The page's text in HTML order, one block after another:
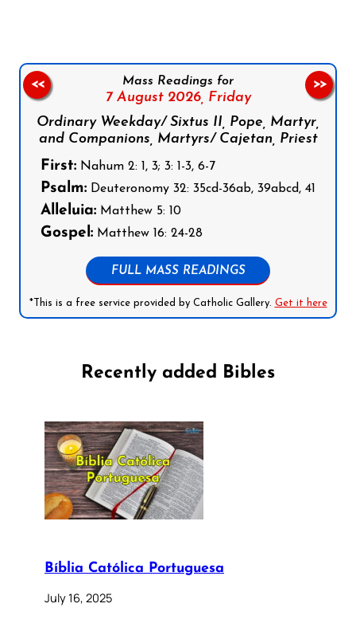
Mass Readings for
7 August 2026, Friday
Ordinary Weekday/ Sixtus II, Pope, Martyr,
and Companions, Martyrs/ Cajetan, Priest
First: Nahum 2: 1, 3; 3: 1-3, 6-7
Psalm: Deuteronomy 32: 35cd-36ab, 39abcd, 41
Alleluia: Matthew 5: 10
Gospel: Matthew 16: 24-28
FULL MASS READINGS
*This is a free service provided by Catholic Gallery. Get it here
<< >>
Recently added Bibles
Bíblia Católica Portuguesa
July 16, 2025